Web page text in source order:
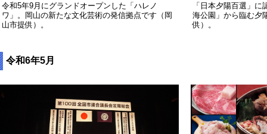
令和5年9月にグランドオープンした「ハレノ
ワ」。岡山の新たな文化芸術の発信拠点です（岡
山市提供）。
「日本夕陽百選」
海公園」から臨む夕
供）。
令和6年5月